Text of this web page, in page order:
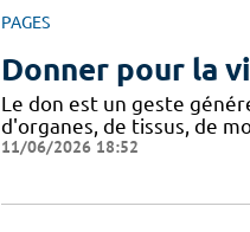
PAGES
Donner pour la
Le don est un geste
d'organes, de tissus, de
11/06/2026 18:52